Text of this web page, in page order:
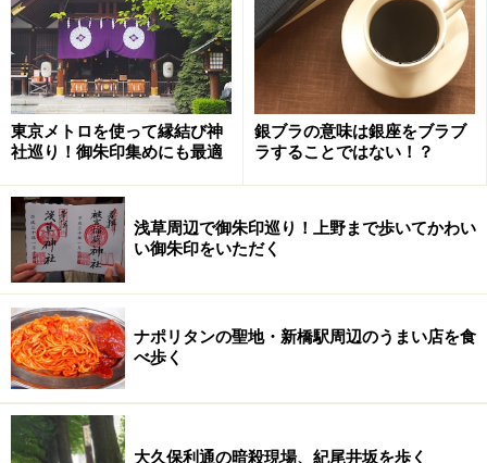
東京メトロを使って縁結び神
社巡り！御朱印集めにも最適
銀ブラの意味は銀座をブラブ
ラすることではない！？
浅草周辺で御朱印巡り！上野まで歩いてかわい
い御朱印をいただく
ナポリタンの聖地・新橋駅周辺のうまい店を食
べ歩く
大久保利通の暗殺現場、紀尾井坂を歩く